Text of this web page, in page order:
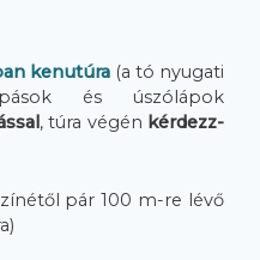
kenutúra (a tó nyugati
és úszólápok
, túra végén kérdezz-
pár 100 m-re lévő